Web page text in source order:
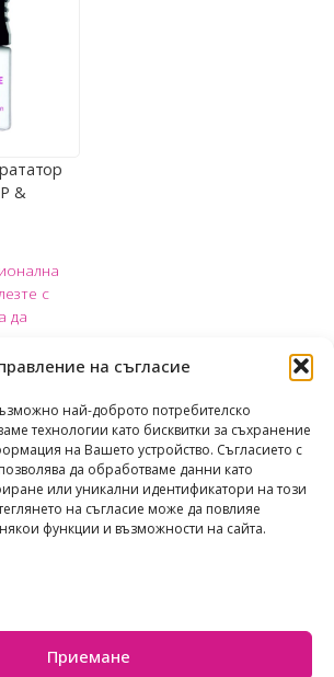
на съгласие
най-доброто потребителско
технологии като бисквитки за съхранение
на Вашето устройство. Съгласието с
да обработваме данни като
или уникални идентификатори на този
на съгласие може да повлияе
функции и възможности на сайта.
Приемане
&
с
да
Общи условия